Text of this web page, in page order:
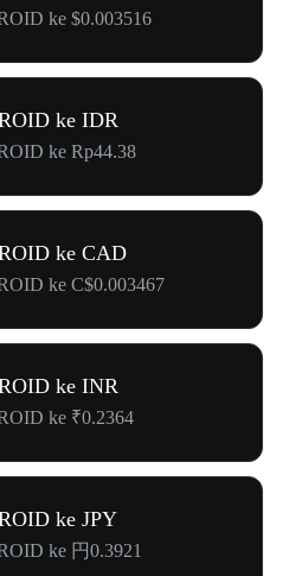
ke $0.003516
ke IDR
ke Rp44.38
ke CAD
ke C$0.003467
ke INR
ke ₹0.2364
ke JPY
ke 円0.3921